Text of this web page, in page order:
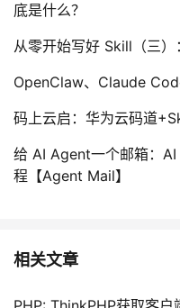
底是什么？
从零开始写好 Skill（三
OpenClaw、Claude
码上云启：华为云码道
给 AI Agent一个邮箱：
程【Agent Mail】
相关文章